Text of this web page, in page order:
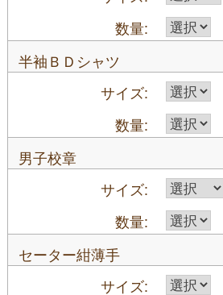
半袖ＢＤシャツ
男子校章
セーター紺薄手